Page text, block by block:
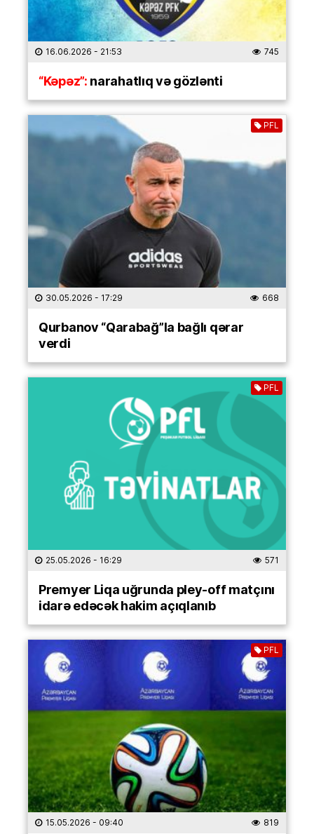
16.06.2026 - 21:53 745
“Kəpəz”:narahatlıq və gözlənti
PFL
30.05.2026 - 17:29 668
Qurbanov “Qarabağ”la bağlı qərar
verdi
PFL
25.05.2026 - 16:29 571
Premyer Liqa uğrunda pley-off matçını
idarə edəcək hakim açıqlanıb
PFL
15.05.2026 - 09:40 819